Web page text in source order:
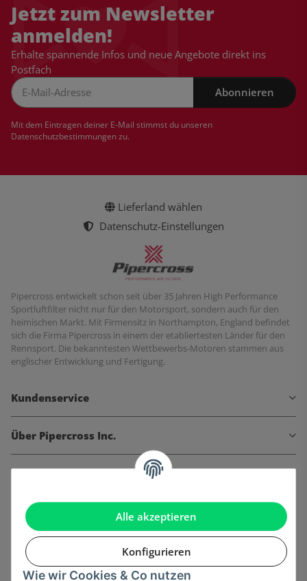
Alle akzeptieren
Konfigurieren
Wie wir Cookies & Co nutzen
Jetzt zum Newsletter
anmelden!
Erhalte spannende Infos und neue Angebote direkt ins
Postfach
Abonnieren
Mit dem Eintragen deiner E-Mail stimmst du unseren
Datenschutzbestimmungenzu.
Lieferland wählen
Datenschutz-Einstellungen
Pipercross entwickelt schon seit über 35 Jahren High Performance
Sportluftfilter nicht nur für den Motorsport, sondern auch für den
heimischen Markt. Mit Firmensitz in Northampton, England befindet
sich die Firma Pipercross in einem der etabliertesten Länder für den
Rennsport. Die bekanntesten Wettbewerbs-Motoren stammen aus
englischer Entwicklung und Fertigung.
Kundenservice
Über Pipercross Inc.
Informationen
Gesetzliche Informationen